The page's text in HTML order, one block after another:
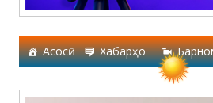
Асосӣ Хабарҳо